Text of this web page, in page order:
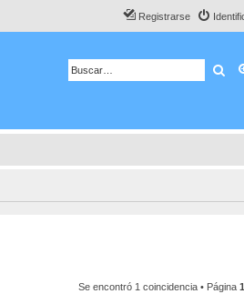
Registrarse
Se encontró 1 coincidencia • Página 1